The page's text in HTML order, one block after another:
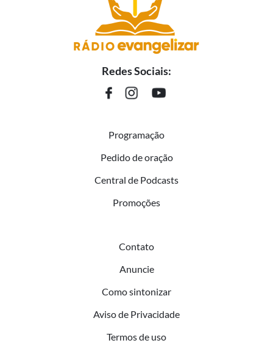
Redes Sociais:
Programação
Pedido de oração
Central de Podcasts
Promoções
Contato
Anuncie
Como sintonizar
Aviso de Privacidade
Termos de uso